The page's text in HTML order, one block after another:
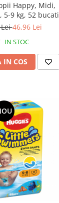
Happy, Midi,
5-9 kg, 52 bucati
Lei46,96 Lei
IN STOC
IN COS